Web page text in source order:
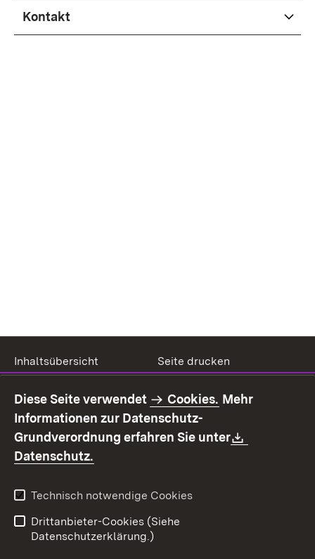
Kontakt
Inhaltsübersicht
Seite drucken
Benutzungshinweise
Erklärung zur
Barrierefreiheit
Kontakt
Fehlerhaften Link melden
Diese Seite verwendet Cookies. Mehr
Informationen zur Datenschutz-
Grundverordnung erfahren Sie unter
Datenschutz.
Technisch notwendige Cookies
Drittanbieter-Cookies (Siehe
Datenschutzerklärung.)